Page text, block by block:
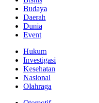
Budaya
Daerah
Dunia
Event
Hukum
Investigasi
Kesehatan
Nasional
Olahraga